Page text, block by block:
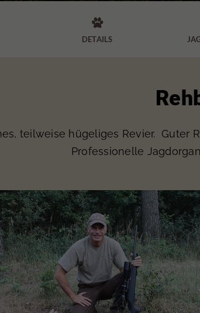

DETAILS
teilweise hügeliges Revier. Guter
Professionelle